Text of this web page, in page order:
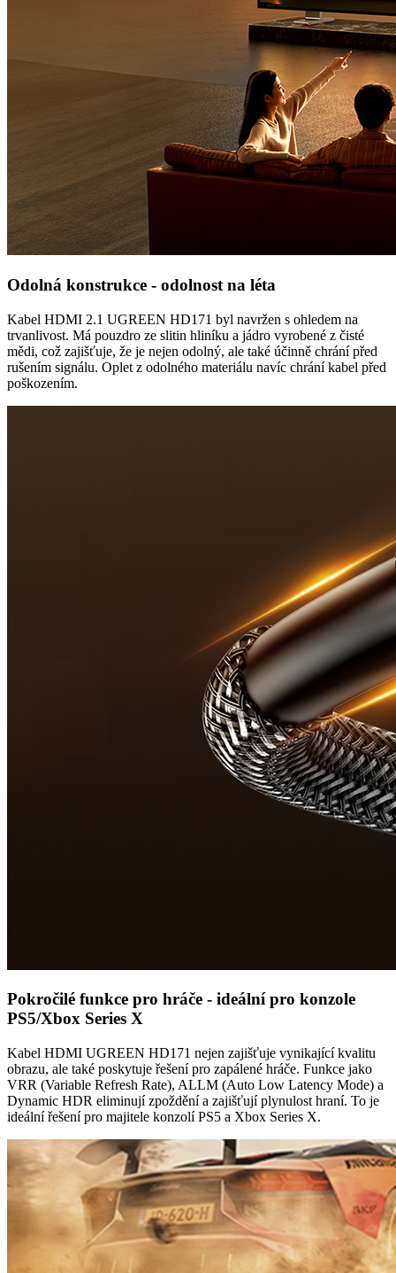
Odolná konstrukce - odolnost na léta
Kabel HDMI 2.1 UGREEN HD171 byl navržen s ohledem na
trvanlivost. Má pouzdro ze slitin hliníku a jádro vyrobené z čisté
mědi, což zajišťuje, že je nejen odolný, ale také účinně chrání před
rušením signálu. Oplet z odolného materiálu navíc chrání kabel před
poškozením.
Pokročilé funkce pro hráče - ideální pro konzole
PS5/Xbox Series X
Kabel HDMI UGREEN HD171 nejen zajišťuje vynikající kvalitu
obrazu, ale také poskytuje řešení pro zapálené hráče. Funkce jako
VRR (Variable Refresh Rate), ALLM (Auto Low Latency Mode) a
Dynamic HDR eliminují zpoždění a zajišťují plynulost hraní. To je
ideální řešení pro majitele konzolí PS5 a Xbox Series X.